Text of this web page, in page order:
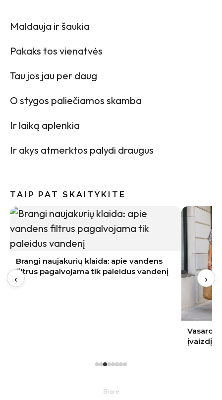
Maldauja ir šaukia
Pakaks tos vienatvės
Tau jos jau per daug
O stygos paliečiamos skamba
Ir laiką aplenkia
Ir akys atmerktos palydi draugus
TAIP PAT SKAITYKITE
Brangi naujakurių klaida: apie vandens
filtrus pagalvojama tik paleidus vandenį
Vasaros
įvaizdį
‹ ›
Share